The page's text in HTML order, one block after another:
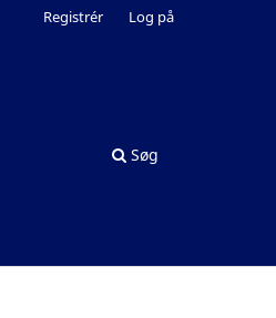
Søg
Registrér Log på